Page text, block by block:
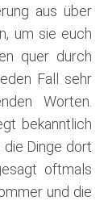
aus über
um sie euch
quer durch
Fall sehr
Worten.
bekanntlich
die Dinge dort
oftmals
und die